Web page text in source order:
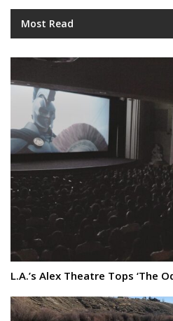
Most Read
L.A.’s Alex Theatre Tops ‘The